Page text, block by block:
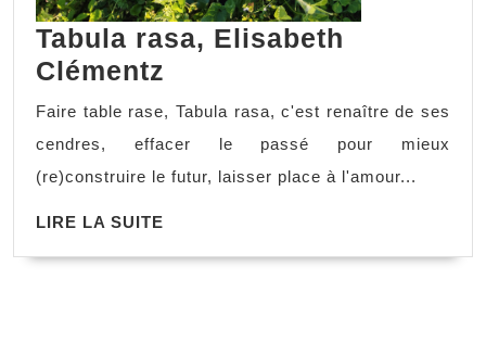
Tabula rasa, Elisabeth
Clémentz
Faire table rase, Tabula rasa, c'est renaître de ses
cendres, effacer le passé pour mieux
(re)construire le futur, laisser place à l'amour...
LIRE LA SUITE